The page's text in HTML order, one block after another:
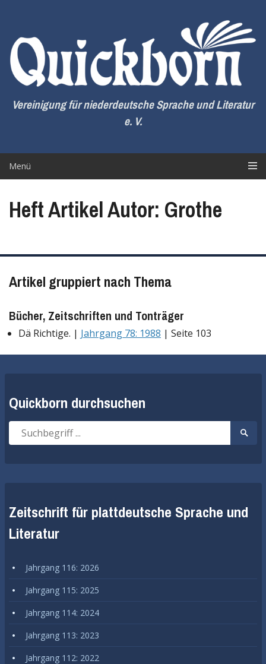
springen
Vereinigung für niederdeutsche Sprache und Literatur
e. V.
Menü
Heft Artikel Autor: Grothe
Artikel gruppiert nach Thema
Bücher, Zeitschriften und Tonträger
Dä Richtige. | Jahrgang 78: 1988 | Seite 103
Quickborn durchsuchen
Suche
nach:
Suche
Zeitschrift für plattdeutsche Sprache und
Literatur
Jahrgang 116: 2026
Jahrgang 115: 2025
Jahrgang 114: 2024
Jahrgang 113: 2023
Jahrgang 112: 2022